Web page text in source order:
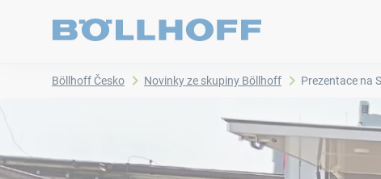
Böllhoff Česko Novinky ze skupiny Böllhoff Prezentace na